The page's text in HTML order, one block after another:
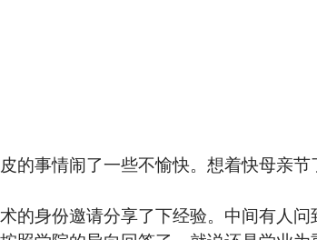
的事情闹了一些不愉快。想着快母亲
的身份邀请分享了下经验。中间有人